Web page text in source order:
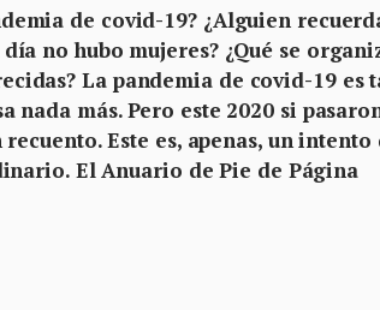
de covid-19? ¿Alguien
no hubo mujeres? ¿Qué se
La pandemia de covid-19 es
nada más. Pero este 2020 si
Este es, apenas, un intento
El Anuario de Pie de Página